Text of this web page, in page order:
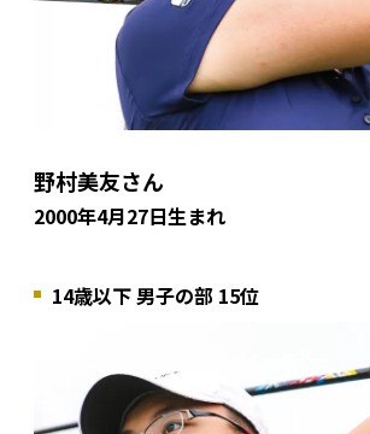
野村美友さん
2000年4月27日生まれ
14歳以下 男子の部 15位